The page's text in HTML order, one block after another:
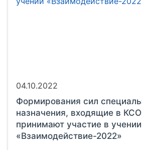
04.10.2022
Формирования сил
назначения, входящие в
принимают участие в учении
«Взаимодействие-2022»